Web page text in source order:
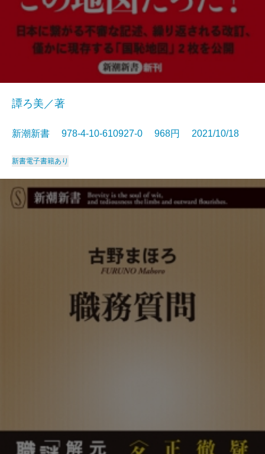
譚ろ美／著
新潮新書 978-4-10-610927-0 968円 2021/10/18
新書電子書籍あり